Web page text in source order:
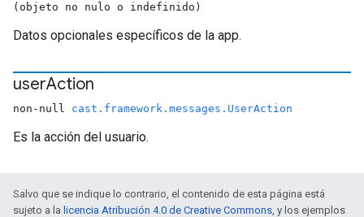
(objeto no nulo o indefinido)
Datos opcionales específicos de la app.
userAction
non-null cast.framework.messages.UserAction
Es la acción del usuario.
Salvo que se indique lo contrario, el contenido de esta página está
sujeto a la licencia Atribución 4.0 de Creative Commons, y los ejemplos